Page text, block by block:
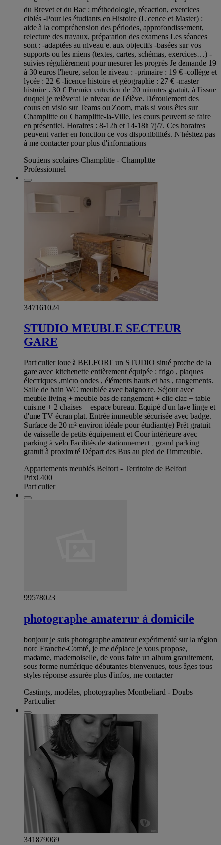
du Brevet et du Bac : méthodologie, rédaction, exercices
ciblés -Pour les étudiants en Histoire (Licence et Master) :
aide à la compréhension des périodes, approfondissement,
relecture des travaux, préparation des examens Les séances
sont : -adaptées au niveau et aux objectifs -basées sur vos
supports ou les miens (textes, cartes, schémas, exercices…) -
suivies régulièrement pour mesurer les progrès Je demande 19
à 30 euros l'heure, selon le niveau : -primaire : 19 € -collège et
lycée : 22 € -licence histoire et géographie : 27 € -master
histoire : 30 € Premier entretien de 20 minutes gratuit, à l'issue
duquel je relèverai le niveau de l'élève. Déroulement des
cours en visio sur Teams ou Zoom, mais si vous êtes sur
Champlitte ou Champlitte-la-Ville, les cours peuvent se faire
en présentiel. Horaires : 8-12h et 14-18h 7j/7. Ces horaires
peuvent varier en fonction de vos disponibilités. N'hésitez pas
à me contacter pour plus d'informations.
Soutiens scolaires Champlitte - Champlitte
Professionnel
347161024
STUDIO MEUBLE SECTEUR
GARE
Particulier loue à BELFORT un STUDIO situé proche de la
gare avec kitchenette entièrement équipée : frigo , plaques
électriques ,micro ondes , éléments hauts et bas , rangements.
Salle de bain WC meublée avec baignoire. Séjour avec
meuble living + meuble bas de rangement + clic clac + table
cuisine + 2 chaises + espace bureau. Equipé d'un lave linge et
d'une TV écran plat. Entrée immeuble sécurisée avec badge.
Surface de 20 m² environ idéale pour étudiant(e) Prêt gratuit
de vaisselle de petits équipement et Cour intérieure avec
parking à vélo Facilités de stationnement , grand parking
gratuit à proximité Départ des Bus au pied de l'immeuble.
Appartements meublés Belfort - Territoire de Belfort
Prix€400
Particulier
99578023
photographe amaterur à domicile
bonjour je suis photographe amateur expérimenté sur la région
nord Franche-Comté, je me déplace je vous propose,
madame, mademoiselle, de vous faire un album gratuitement,
sous forme numérique débutantes bienvenues, tous âges tous
styles réponse assurée plus d'infos, me contacter
Castings, modèles, photographes Montbeliard - Doubs
Particulier
341879069